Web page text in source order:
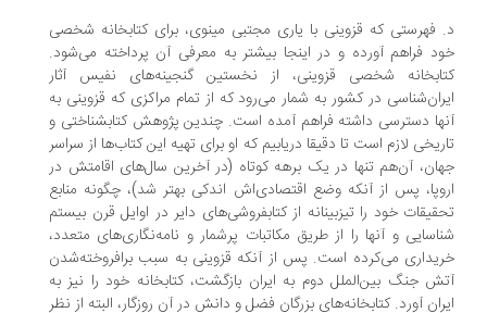
فهرستی که قزوینی با یاری مجتبی مینوی، برای کتابخانه شخصی
فراهم آورده و در اینجا بیشتر به معرفی آن پرداخته می‌شود.
شخصی قزوینی، از نخستین گنجینه‌های نفیس آثار
در کشور به شمار می‌رود که از تمام مراکزی که قزوینی به
دسترسی داشته فراهم آمده است. چندین پژوهش کتابشناختی و
لازم است تا دقیقا دریابیم که او برای تهیه این کتاب‌ها از سراسر
آن‌هم تنها در یک برهه کوتاه (در آخرین سال‌های اقامتش در
پس از آنکه وضع اقتصادی‌اش اندکی بهتر شد)، چگونه منابع
خود را تیزبینانه از کتابفروشی‌های دایر در اوایل قرن بیستم
و آنها را از طریق مکاتبات پرشمار و نامه‌نگاری‌های متعدد،
می‌کرده است. پس از آنکه قزوینی به ‌سبب برافروخته‌شدن
جنگ بین‌الملل دوم به ایران بازگشت، کتابخانه خود را نیز به
آورد. کتابخانه‌های بزرگان فضل و دانش در آن روزگار، البته از نظر